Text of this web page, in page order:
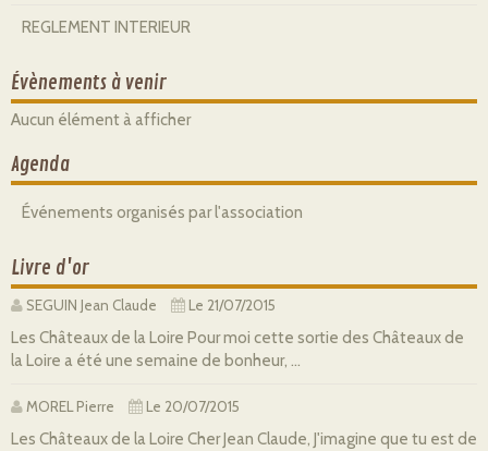
REGLEMENT INTERIEUR
Évènements à venir
Aucun élément à afficher
Agenda
Événements organisés par l'association
Livre d'or
SEGUIN Jean Claude Le 21/07/2015
Les Châteaux de la Loire Pour moi cette sortie des Châteaux de
la Loire a été une semaine de bonheur, ...
MOREL Pierre Le 20/07/2015
Les Châteaux de la Loire Cher Jean Claude, J'imagine que tu est de